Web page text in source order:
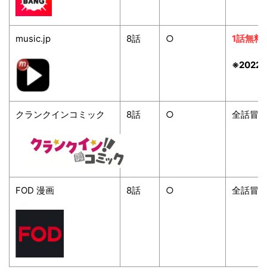
music.jp 8話 ○ 1話無料
※2022/
クランクインコミック 8話 ○ 全話冒
FOD 漫画 8話 ○ 全話冒